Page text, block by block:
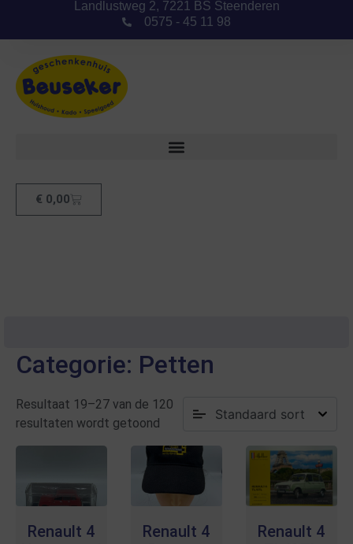
Landlustweg 2, 7221 BS Steenderen
0575 - 45 11 98
€ 0,00
Categorie: Petten
Resultaat 19–27 van de 120
resultaten wordt getoond
Renault 4
Renault 4
Renault 4